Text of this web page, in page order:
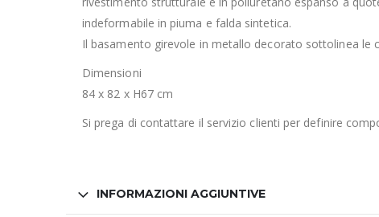
indeformabile in piuma e falda sintetica.‎
Il basamento girevole in metallo decorato sottolinea le
Dimensioni
84 x 82 x H67 cm
Si prega di contattare il servizio clienti per definire
INFORMAZIONI AGGIUNTIVE